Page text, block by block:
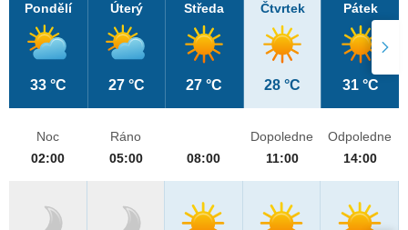
Pondělí
33 °C
Úterý
27 °C
Středa
27 °C
Čtvrtek
28 °C
Pátek
31 °C
Noc
02:00
Ráno
05:00
08:00
Dopoledne
11:00
Odpoledne
14:00